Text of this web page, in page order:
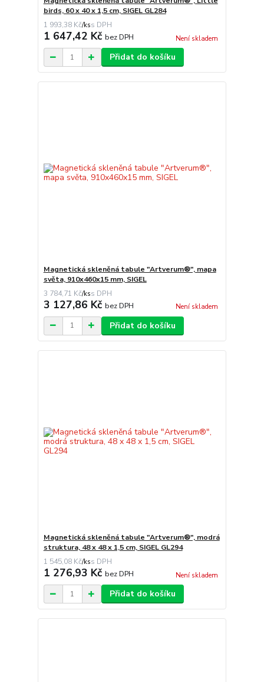
birds, 60 x 40 x 1,5 cm, SIGEL GL284
1 993,38 Kč/ks
1 647,42 Kč bez DPH Není skladem
Přidat do košíku
Magnetická skleněná tabule "Artverum®", mapa
světa, 910x460x15 mm, SIGEL
3 784,71 Kč/ks
3 127,86 Kč bez DPH Není skladem
Přidat do košíku
Magnetická skleněná tabule "Artverum®", modrá
struktura, 48 x 48 x 1,5 cm, SIGEL GL294
1 545,08 Kč/ks
1 276,93 Kč bez DPH Není skladem
Přidat do košíku